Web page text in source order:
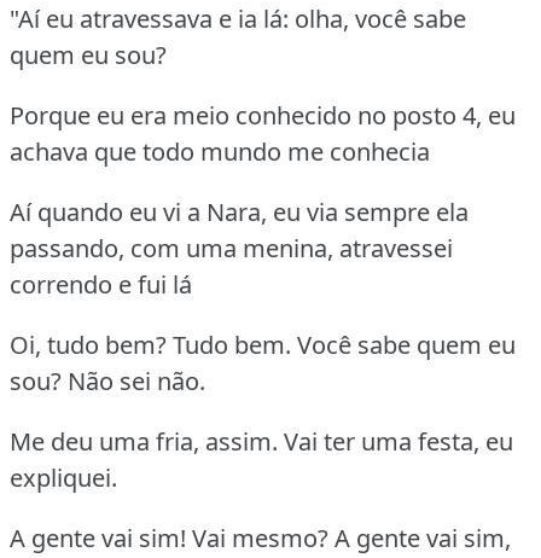
"Aí eu atravessava e ia lá: olha, você sabe
quem eu sou?
Porque eu era meio conhecido no posto 4, eu
achava que todo mundo me conhecia
Aí quando eu vi a Nara, eu via sempre ela
passando, com uma menina, atravessei
correndo e fui lá
Oi, tudo bem? Tudo bem. Você sabe quem eu
sou? Não sei não.
Me deu uma fria, assim. Vai ter uma festa, eu
expliquei.
A gente vai sim! Vai mesmo? A gente vai sim,